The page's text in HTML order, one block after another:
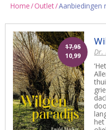
Home/Outlet/Aanbiedingen
17,95
10,99
Dr.
het